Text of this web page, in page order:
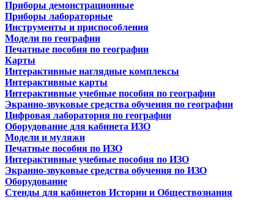
Приборы демонстрационные
Приборы лабораторные
Инструменты и приспособления
Модели по географии
Печатные пособия по географии
Карты
Интерактивные наглядные комплексы
Интерактивные карты
Интерактивные учебные пособия по географии
Экранно-звуковые средства обучения по географии
Цифровая лаборатория по географии
Оборудование для кабинета ИЗО
Модели и муляжи
Печатные пособия по ИЗО
Интерактивные учебные пособия по ИЗО
Экранно-звуковые средства обучения по ИЗО
Оборудование
Стенды для кабинетов Истории и Обществознания